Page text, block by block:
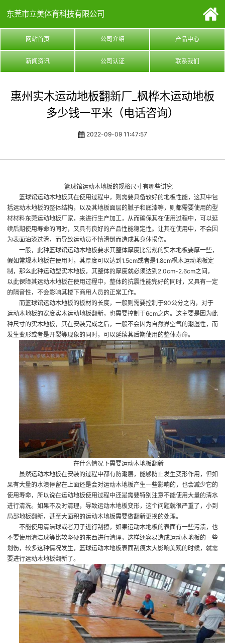
东莞市立美体育科技有限公司
网站首页 公司介绍 产品中心
新闻资讯 公司认证 联系我们
惠州实木运动地板翻新厂_枫桦木运动地板
多少钱一平米（电话咨询）
2022-09-09 11:47:57
篮球馆运动木地板的规格尺寸有哪些讲究
篮球馆运动木地板其在使用过程中，则需要具备较好的地板性能，这其中包
括运动木地板的整体结构，以及其地板面层的腻子和底漆等，则都需要使用的型
材材料东莞运动地板厂家 ，来进行生产加工，从而确保其在使用过程中，可以延
续后期使用寿命的同时，又具有良好的产品性能稳定性。让其在使用中，不会因
为表面油漆过滑，而导致运动员不慎滑倒而造成其身体损伤。
一般，此种篮球馆运动木地板要求其整体厚度比常规的实木地板要厚一些，
假如常规木地板在使用时，其厚度可以达到1.5cm或者是1.8cm枫木运动地板定
制 ，那么此种运动型实木地板，其整体的厚度就必须达到2.0cm-2.6cm之间，
以此保障其运动木地板在使用过程中，整体的抗震性能完好的同时，又具有一定
的隔音性，不会影响其楼下商用人员的正常工作。
而篮球馆运动木地板的板材的长度，一般则需要控制于90公分之内，对于
运动木地板的宽度实木运动地板翻新，也需要控制于6cm之内。这主要是因为此
种尺寸的实木地板，其在安装完成之后，一般不会因为自然界空气的潮湿性，而
发生变形或者是开裂等现象的同时，可以延续其后期使用的整体寿命。
在什么情况下需要运动木地板翻新
虽然运动木地板在安装的过程中都有防潮层，能够防止发生变形作用，但如
果有大量的水渍停留在上面还是会对运动木地板产生一些影响的，也会减少它的
使用寿命，所以说在运动地板使用过程中还是需要特别注意不能使用大量的清水
进行清洗。如果不及时清理，导致运动木地板变形，这个问题就很严重了，小到
局部地板翻新，甚至大面积的运动木地板需要做翻新更换的处理。
不能使用清洁球或者刀子进行刮擦，如果运动木地板的表面有一些污渍，也
不要使用清洁球等比较坚硬的东西进行清理，这样还容易造成运动木地板的一些
划伤，较多这种情况发生，篮球运动木地板表面刮痕太大影响美观的时候，就需
要进行运动木地板翻新了。